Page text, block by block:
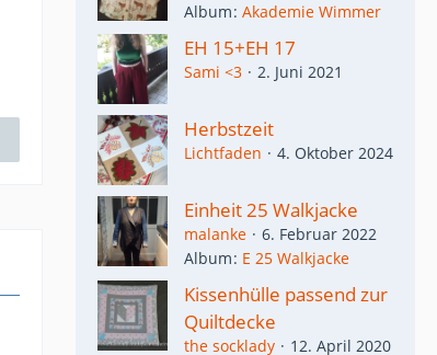
Album Akademie Wimmer
EH 15+EH 17
Sami <3 2. Juni 2021
Herbstzeit
Lichtfaden 4. Oktober 2024
Einheit 25 Walkjacke
malanke
6. Februar 2022
Album E 25 Walkjacke
Kissenhülle passend zur
Quiltdecke
the socklady
12. April 2020